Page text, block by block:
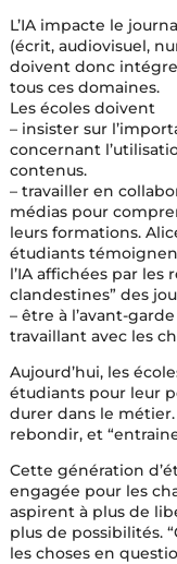
L’IA impacte le
(écrit, audiovisuel,
doivent donc
tous ces domaines.
Les écoles doivent
– insister sur
concernant
contenus.
– travailler en
médias pour
leurs formations.
étudiants
l’IA affichées par les
clandestines” des
– être à l’avant-
travaillant avec les
Aujourd’hui, les
étudiants pour leur
durer dans le
rebondir, et
Cette génération
engagée pour les
aspirent à plus de
plus de possibilités.
les choses en